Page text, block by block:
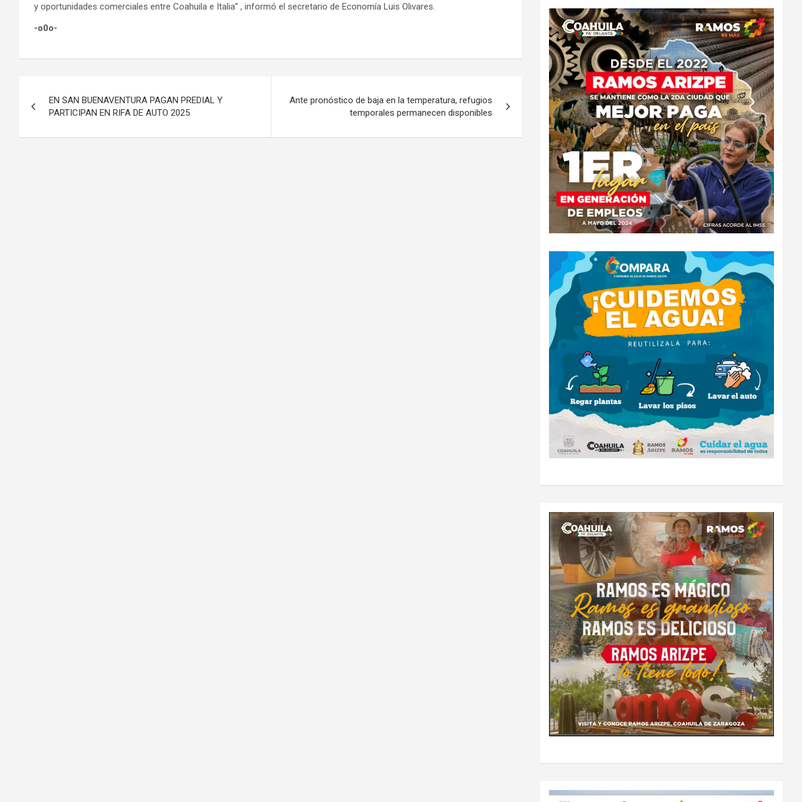
y oportunidades comerciales entre Coahuila e Italia” , informó el secretario de Economía Luis Olivares.
-o0o-
de
entradas
EN SAN BUENAVENTURA PAGAN PREDIAL Y
PARTICIPAN EN RIFA DE AUTO 2025
Ante pronóstico de baja en la temperatura, refugios
temporales permanecen disponibles